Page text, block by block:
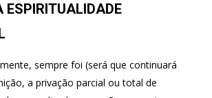
ESPIRITUALIDADE
sempre foi (será que continuará
a privação parcial ou total de